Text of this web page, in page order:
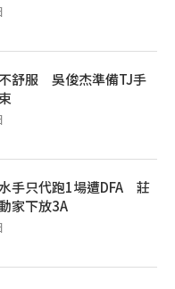
舒服 吳俊杰準備TJ手
水手只代跑1場遭DFA 莊
家下放3A